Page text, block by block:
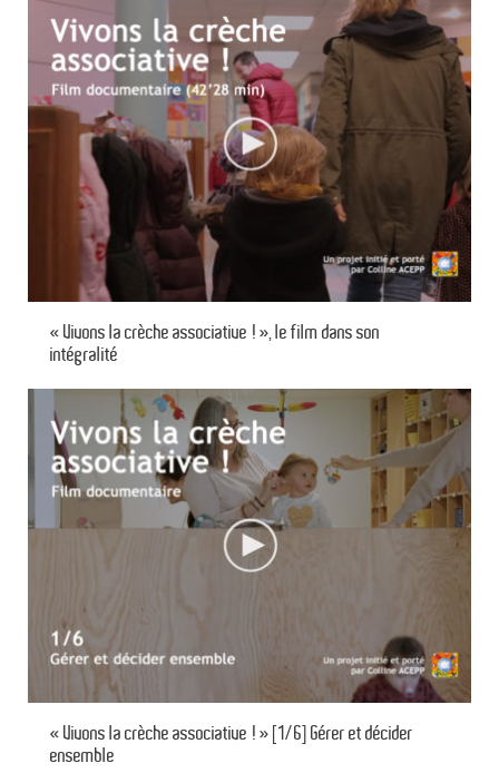
« Vivons la crèche associative ! », le film dans son
intégralité
« Vivons la crèche associative ! » [1/6] Gérer et décider
ensemble